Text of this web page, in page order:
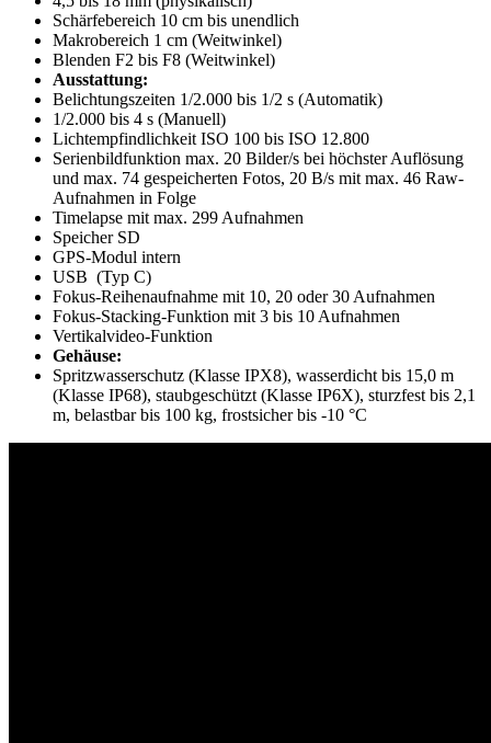
Schärfebereich 10 cm bis unendlich
Makrobereich 1 cm (Weitwinkel)
Blenden F2 bis F8 (Weitwinkel)
Ausstattung:
Belichtungszeiten 1/2.000 bis 1/2 s (Automatik)
1/2.000 bis 4 s (Manuell)
Lichtempfindlichkeit ISO 100 bis ISO 12.800
Serienbildfunktion max. 20 Bilder/s bei höchster Auflösung
und max. 74 gespeicherten Fotos, 20 B/s mit max. 46 Raw-
Aufnahmen in Folge
Timelapse mit max. 299 Aufnahmen
Speicher SD
GPS-Modul intern
USB (Typ C)
Fokus-Reihenaufnahme mit 10, 20 oder 30 Aufnahmen
Fokus-Stacking-Funktion mit 3 bis 10 Aufnahmen
Vertikalvideo-Funktion
Gehäuse:
Spritzwasserschutz (Klasse IPX8), wasserdicht bis 15,0 m
(Klasse IP68), staubgeschützt (Klasse IP6X), sturzfest bis 2,1
m, belastbar bis 100 kg, frostsicher bis -10 °C